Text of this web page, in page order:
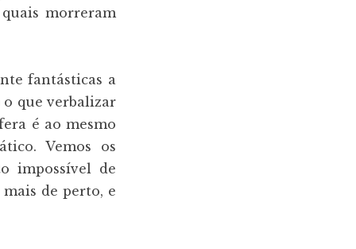
morreram
fantásticas a
que verbalizar
é ao mesmo
Vemos os
impossível de
de perto, e